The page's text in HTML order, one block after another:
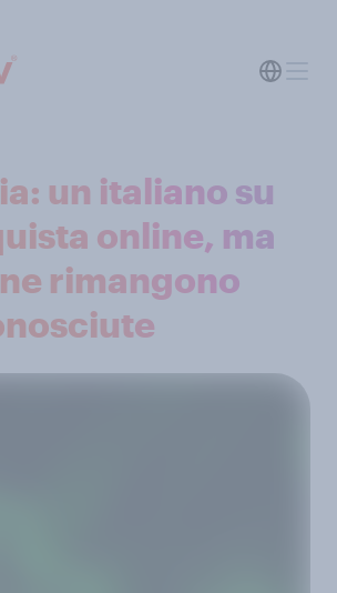
un italiano su
online, ma
rimangono